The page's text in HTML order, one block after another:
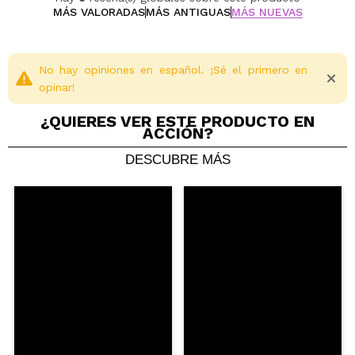
MÁS VALORADASMÁS ANTIGUASMÁS NUEVAS
No hay opiniones en español. ¡Sé el primero en
opinar!
¿QUIERES VER ESTE PRODUCTO EN
ACCIÓN?
DESCUBRE MÁS